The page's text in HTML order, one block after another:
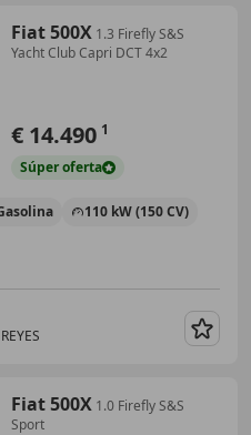
Fiat 500X 1.3 Firefly S&S
Yacht Club Capri DCT 4x2
€ 14.490 1
Súperoferta
110 kW (150 CV)
Fiat 500X 1.0 Firefly S&S
Sport